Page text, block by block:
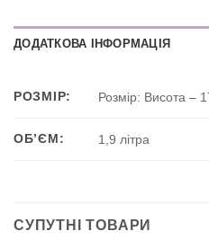
ДОДАТКОВА ІНФОРМАЦІЯ
РОЗМІР: Розмір: Висота –
ОБʼЄМ: 1,9 літра
СУПУТНІ ТОВАРИ